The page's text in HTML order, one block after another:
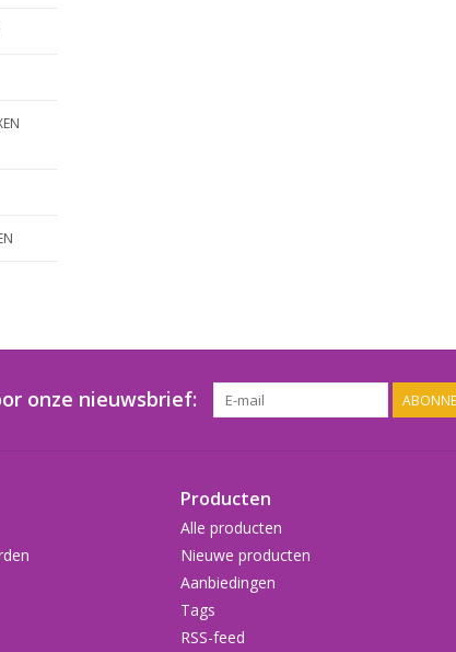
onze nieuwsbrief:
Producten
Alle producten
Nieuwe producten
Aanbiedingen
Tags
RSS-feed